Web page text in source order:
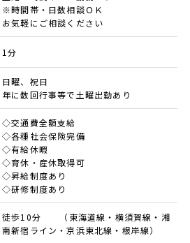
※時間帯・日数相談ＯＫ
お気軽にご相談ください
1分
日曜、祝日
年に数回行事等で土曜出勤あり
◇交通費全額支給
◇各種社会保険完備
◇有給休暇
◇育休・産休取得可
◇昇給制度あり
◇研修制度あり
徒歩10分 （東海道線・横須賀線・湘
南新宿ライン・京浜東北線・根岸線）